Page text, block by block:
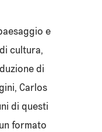
e
cultura,
di
Carlos
di questi
formato